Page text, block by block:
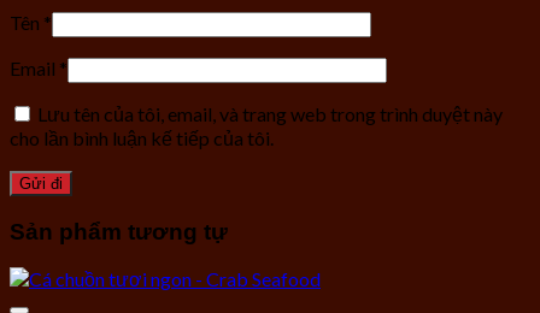
Tên *
Email *
Lưu tên của tôi, email, và trang web trong trình duyệt này
cho lần bình luận kế tiếp của tôi.
Sản phẩm tương tự